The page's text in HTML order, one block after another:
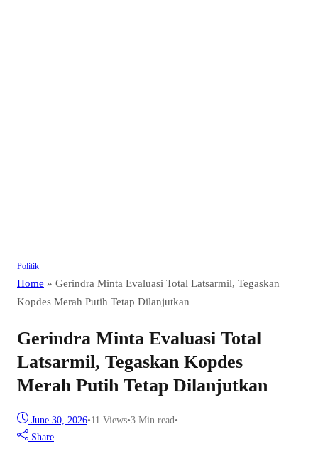
Politik
Home » Gerindra Minta Evaluasi Total Latsarmil, Tegaskan
Kopdes Merah Putih Tetap Dilanjutkan
Gerindra Minta Evaluasi Total
Latsarmil, Tegaskan Kopdes
Merah Putih Tetap Dilanjutkan
June 30, 2026•11 Views•3 Min read•
Share